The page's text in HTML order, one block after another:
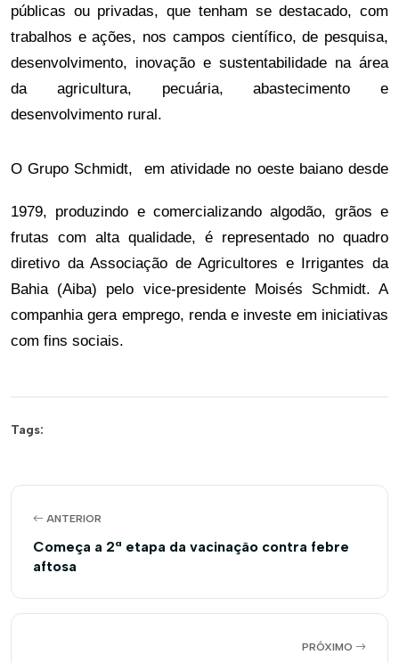
públicas ou privadas, que tenham se destacado, com
trabalhos e ações, nos campos científico, de pesquisa,
desenvolvimento, inovação e sustentabilidade na área
da agricultura, pecuária, abastecimento e
desenvolvimento rural.
O Grupo Schmidt,  em atividade no oeste baiano desde
1979, produzindo e comercializando algodão, grãos e
frutas com alta qualidade, é representado no quadro
diretivo da Associação de Agricultores e Irrigantes da
Bahia (Aiba) pelo vice-presidente Moisés Schmidt. A
companhia gera emprego, renda e investe em iniciativas
com fins sociais.
Tags:
ANTERIOR
Começa a 2ª etapa da vacinação contra febre
aftosa
PRÓXIMO